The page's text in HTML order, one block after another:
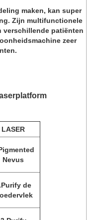
maken, kan super
Zijn multifunctionele
verschillende patiënten
zeer
LASER
Nevus
de